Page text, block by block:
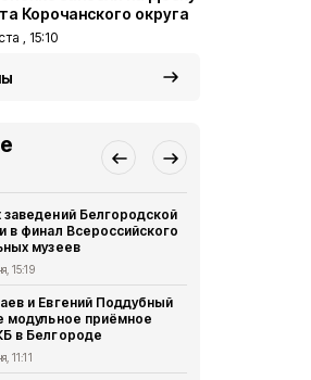
Корочанского округа
, 15:10
Белгородской
в финал Всероссийского
музеев
15:19
и Евгений Поддубный
модульное приёмное
в Белгороде
11:11